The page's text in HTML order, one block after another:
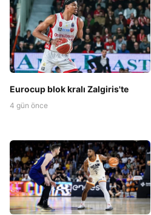
Eurocup blok kralı Zalgiris'te
4 gün önce